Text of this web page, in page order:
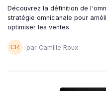
Découvrez la définition de
stratégie omnicanale pour
optimiser les ventes.
par Camille Roux